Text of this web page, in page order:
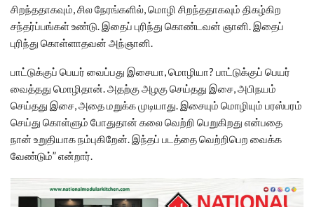
சிறந்ததாகவும், சில நேரங்களில், மொழி சிறந்ததாகவும் திகழ்கிற
சந்தர்ப்பங்கள் உண்டு. இதைப் புரிந்து கொண்டவன் ஞானி. இதைப்
புரிந்து கொள்ளாதவன் அந்ஞானி.
பாட்டுக்குப் பெயர் வைப்பது இசையா, மொழியா? பாட்டுக்குப் பெயர்
வைத்தது மொழிதான். அதற்கு அழகு செய்தது இசை, அபிநயம்
செய்தது இசை, அதை மறுக்க முடியாது. இசையும் மொழியும் பரஸ்பரம்
செய்து கொள்ளும் போதுதான் கலை வெற்றி பெறுகிறது என்பதை
நான் உறுதியாக நம்புகிறேன். இந்தப் படத்தை வெற்றிபெற வைக்க
வேண்டும்” என்றார்.